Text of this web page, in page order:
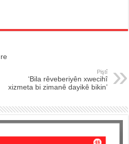
Piştî
‘Bila rêveberiyên xwecihî
xizmeta bi zimanê dayikê bikin’